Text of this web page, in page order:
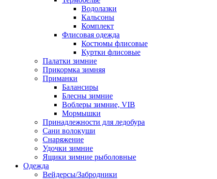
Водолазки
Кальсоны
Комплект
Флисовая одежда
Костюмы флисовые
Куртки флисовые
Палатки зимние
Прикормка зимняя
Приманки
Балансиры
Блесны зимние
Воблеры зимние, VIB
Мормышки
Принадлежности для ледобура
Сани волокуши
Снаряжение
Удочки зимние
Ящики зимние рыболовные
Одежда
Вейдерсы/Забродники